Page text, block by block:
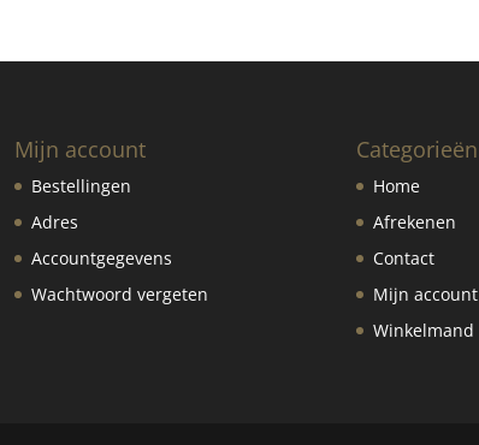
Mijn account
Bestellingen
Adres
Accountgegevens
Wachtwoord vergeten
Categorieën
Home
Afrekenen
Contact
Mijn account
Winkelmand